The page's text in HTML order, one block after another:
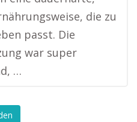
die zu
passt. Die
war super
…